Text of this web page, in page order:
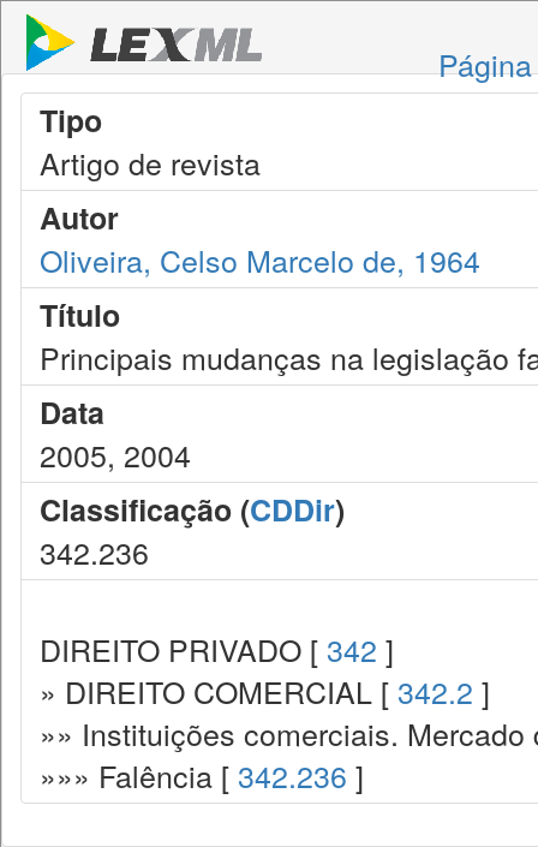
Tipo
Artigo de revista
Autor
Oliveira, Celso Marcelo de, 1964
Título
Principais mudanças na legislação
Data
2005, 2004
Classificação (CDDir)
342.236
DIREITO PRIVADO [ 342 ]
» DIREITO COMERCIAL [ 342.2 ]
»» Instituições comerciais.
»»» Falência [ 342.236 ]